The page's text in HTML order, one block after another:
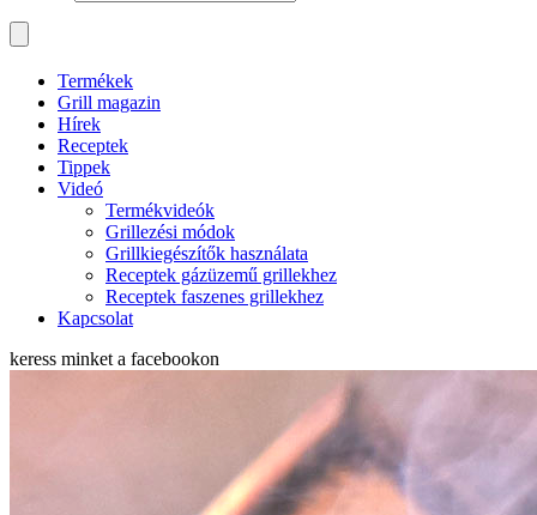
Termékek
Grill magazin
Hírek
Receptek
Tippek
Videó
Termékvideók
Grillezési módok
Grillkiegészítők használata
Receptek gázüzemű grillekhez
Receptek faszenes grillekhez
Kapcsolat
keress minket a facebookon